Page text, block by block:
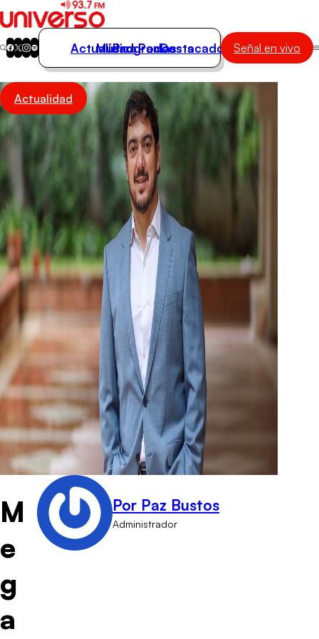
Actualidad
Música
Programas
Podcasts
Destacados
Actualidad
Música
Programas
Podcasts
Destacados Señal en vivo
Actualidad
M
e
g
a
Por Paz Bustos
Administrador